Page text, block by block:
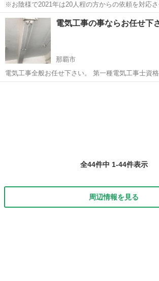
※お陰様で2021年は20人程の方からの依頼を対応さ
問い合わせの際は下記内容を併せて、ご連絡頂け
出来ると思います。 [氏名] [作業場所] [依頼内容] [予算] [駐車場の有無]
沖縄 那覇市 奥武山公園駅 電気工事
電気工事の事ならお任せ下
那覇市
電気工事全般お任せ下さい。 第一種電気工事士資格習得が迅速且つ丁
寧な仕事を致しますので安心して頂けると思います。 工事料金目
全44件中 1-44件表示
周辺情報を見る